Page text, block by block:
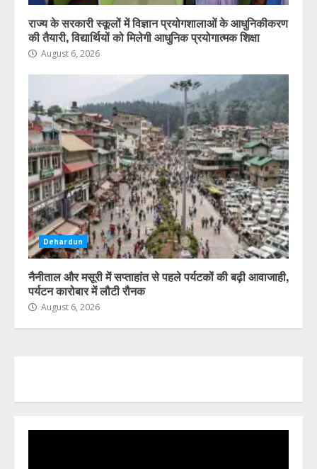
राज्य के सरकारी स्कूलों में विज्ञान प्रयोगशालाओं के आधुनिकीकरण
की तैयारी, विद्यार्थियों को मिलेगी आधुनिक प्रयोगात्मक शिक्षा
August 6, 2026
Dehardun
नैनीताल और मसूरी में सप्ताहांत से पहले पर्यटकों की बढ़ी आवाजाही,
पर्यटन कारोबार में लौटी रौनक
August 6, 2026